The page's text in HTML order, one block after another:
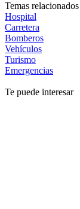
Temas relacionados
Hospital
Carretera
Bomberos
Vehículos
Turismo
Emergencias
Te puede interesar